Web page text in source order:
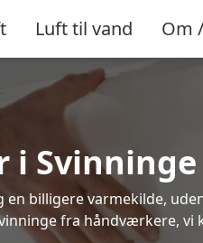
Luft til vand Om
i Svinninge
billigere varmekilde,
fra håndværkere, vi